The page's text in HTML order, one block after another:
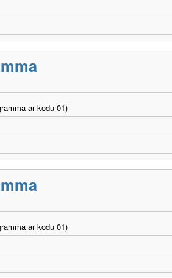
ar kodu 01)
ar kodu 01)